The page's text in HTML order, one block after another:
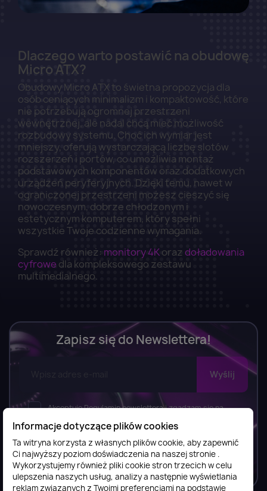
Dlaczego warto postawić na obudowę
Micro ATX?
Obudowy Micro ATX to świetna propozycja dla
osób ceniących minimalizm i kompaktowość, które
nie potrzebują ogromnej przestrzeni
wewnętrznej, ale nadal chcą mieć możliwość
rozbudowy systemu. Choć ich wymiar jest
mniejszy, oferują wystarczającą liczbę slotów
rozszerzeń i portów, co umożliwia montaż
podstawowych komponentów oraz dodatkowych
urządzeń peryferyjnych. Dzięki temu, nawet w
ograniczonej przestrzeni możesz cieszyć się
nowoczesnym, dobrze chłodzonym i
estetycznym komputerem, który spełni
wszystkie Twoje codzienne wymagania.
Sprawdź również: monitory 4Koraz doładowania
cyfrowe dla kompleksowego zestawu
multimedialnego.
Zapisz się do Newslettera!
Akceptuję Regulamin newslettera i zgadzam się na
wysyłkę newslettera, w tym bezpłatnych materiałów,
informacji o usługach i produktach przez FilesShop Bartosz
Ostrowski zgodnie zRegulaminem newslettera.
Informacje dotyczące plików cookies
Ta witryna korzysta z własnych plików cookie, aby zapewnić
Ci najwyższy poziom doświadczenia na naszej stronie .
Wykorzystujemy również pliki cookie stron trzecich w celu
ulepszenia naszych usług, analizy a następnie wyświetlania
reklam związanych z Twoimi preferencjami na podstawie